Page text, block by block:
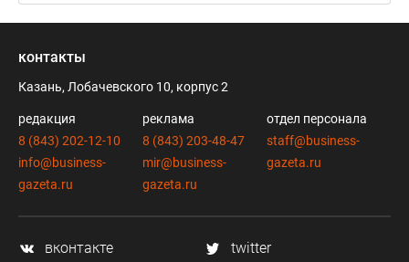
контакты
Казань, Лобачевского 10, корпус 2
редакция
8 (843) 202-12-10
info@business-
gazeta.ru
реклама
8 (843) 203-48-47
mir@business-
gazeta.ru
отдел персонала
staff@business-
gazeta.ru
вконтакте
twitter